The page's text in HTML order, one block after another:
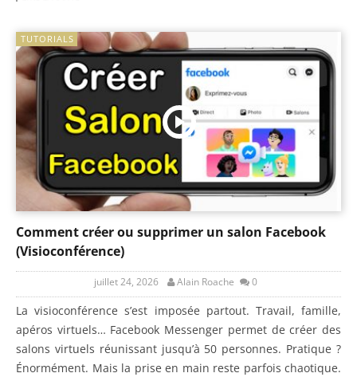
TUTORIALS
Comment créer ou supprimer un salon Facebook
(Visioconférence)
juillet 24, 2026 Alain Roache 0
La visioconférence s’est imposée partout. Travail, famille,
apéros virtuels… Facebook Messenger permet de créer des
salons virtuels réunissant jusqu’à 50 personnes. Pratique ?
Énormément. Mais la prise en main reste parfois chaotique.